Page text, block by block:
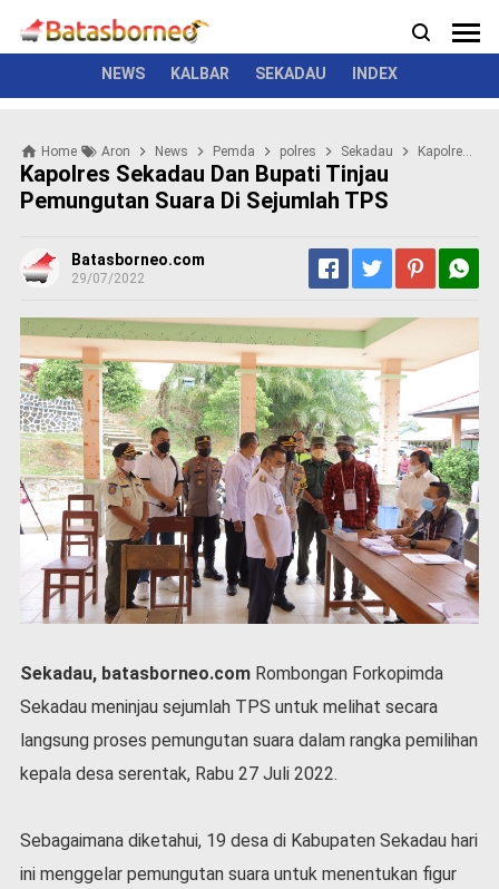
N
e
s
o
l
i
k
r
i
m
i
n
a
l
P
e
e
i
t
h
S
e
m
o
NEWS KALBAR SEKADAU INDEX
News Kriminal Seremonial
Home Aron News Pemda polres Sekadau Kapolres Sekadau dan Bupati Tinjau Pemungutan Suara di Sejumlah TPS
Kapolres Sekadau Dan Bupati Tinjau
Pemungutan Suara Di Sejumlah TPS
Batasborneo.com
29/07/2022
Sekadau, batasborneo.com Rombongan Forkopimda
Sekadau meninjau sejumlah TPS untuk melihat secara
langsung proses pemungutan suara dalam rangka pemilihan
kepala desa serentak, Rabu 27 Juli 2022.
Sebagaimana diketahui, 19 desa di Kabupaten Sekadau hari
ini menggelar pemungutan suara untuk menentukan figur